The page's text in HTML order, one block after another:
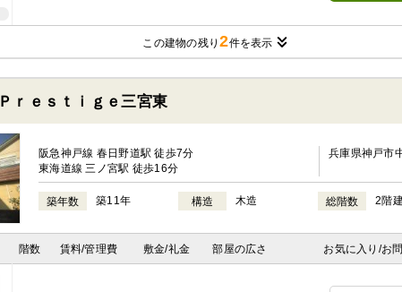
この建物の残り2件を表示
Ｐｒｅｓｔｉｇｅ三宮東
阪急神戸線 春日野道駅 徒歩7分
東海道線 三ノ宮駅 徒歩16分
兵庫県神戸市
築年数 築11年 構造 木造 総階数 2階
階数 賃料/管理費 敷金/礼金 部屋の広さ お気に入り /お